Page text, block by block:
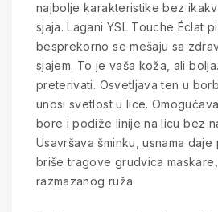
najbolje karakteristike bez
sjaja. Lagani YSL Touche Éclat
besprekorno se mešaju sa
sjajem. To je vaša koža, ali
preterivati. Osvetljava ten u
unosi svetlost u lice.
bore i podiže linije na licu bez
Usavršava šminku, usnama
briše tragove grudvica
razmazanog ruža.